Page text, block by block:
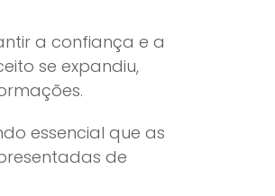
a confiança e a
se expandiu,
essencial que as
de